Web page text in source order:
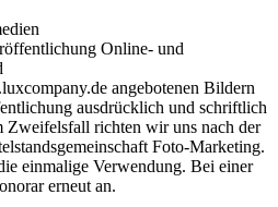
Online- und
angebotenen Bildern
ausdrücklich und schriftlich
Zweifelsfall richten wir uns nach der
Foto-Marketing.
einmalige Verwendung. Bei einer
erneut an.